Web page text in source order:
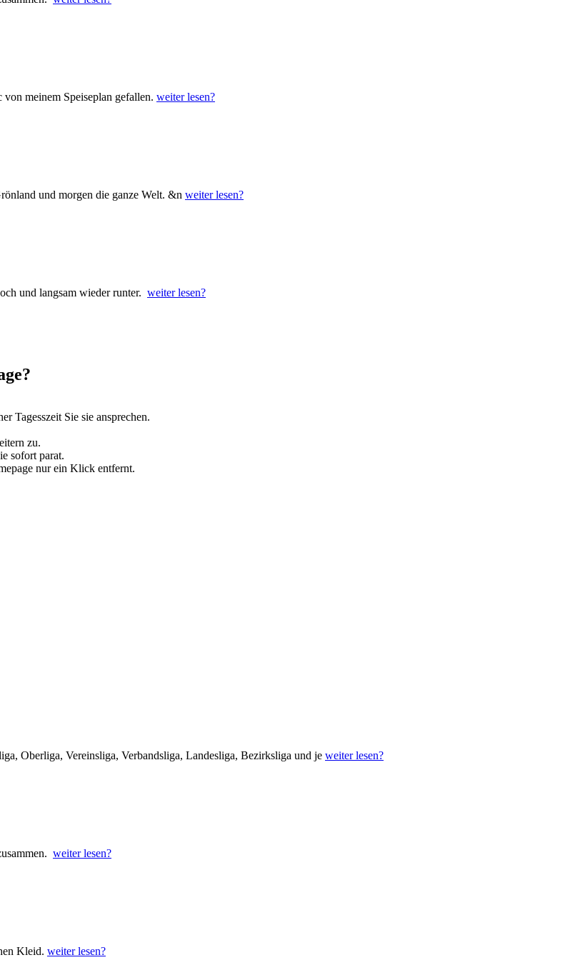
meinem Speiseplan gefallen. weiter lesen?
und morgen die ganze Welt. &n weiter lesen?
und langsam wieder runter. weiter lesen?
Tagesszeit Sie sie ansprechen.
zu.
sofort parat.
nur ein Klick entfernt.
Oberliga, Vereinsliga, Verbandsliga, Landesliga, Bezirksliga und je weiter lesen?
weiter lesen?
Kleid. weiter lesen?